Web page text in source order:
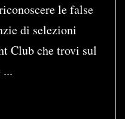
le false
di selezioni
Club che trovi sul